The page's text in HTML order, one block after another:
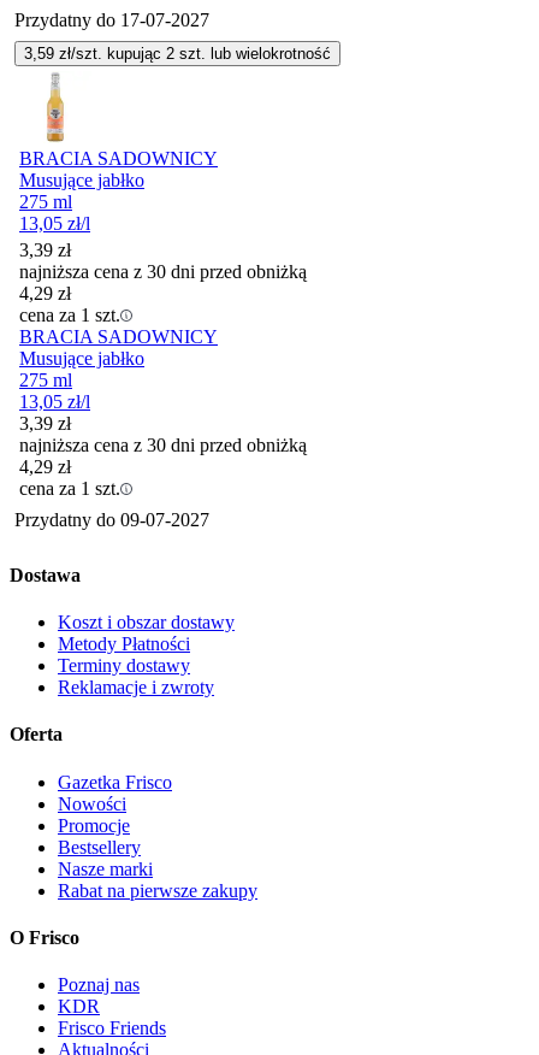
Przydatny do 17-07-2027
3,59 zł/szt. kupując 2 szt. lub wielokrotność
BRACIA SADOWNICY
Musujące jabłko
275 ml
13,05 zł/l
3,39 zł
najniższa cena z 30 dni przed obniżką
4,29 zł
cena za 1 szt.
BRACIA SADOWNICY
Musujące jabłko
275 ml
13,05 zł/l
3,39 zł
najniższa cena z 30 dni przed obniżką
4,29 zł
cena za 1 szt.
Przydatny do 09-07-2027
Dostawa
Koszt i obszar dostawy
Metody Płatności
Terminy dostawy
Reklamacje i zwroty
Oferta
Gazetka Frisco
Nowości
Promocje
Bestsellery
Nasze marki
Rabat na pierwsze zakupy
O Frisco
Poznaj nas
KDR
Frisco Friends
Aktualności